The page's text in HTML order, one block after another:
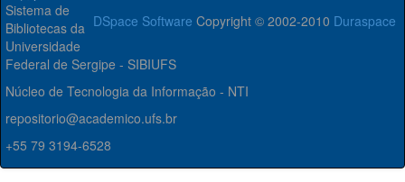
DSpace Software Copyright © 2002-2010 Duraspace
Sistema de
Bibliotecas da
Universidade
Federal de Sergipe - SIBIUFS
Núcleo de Tecnologia da Informação - NTI
repositorio@academico.ufs.br
+55 79 3194-6528